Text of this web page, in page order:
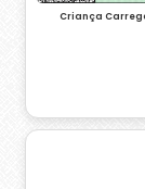
Criança